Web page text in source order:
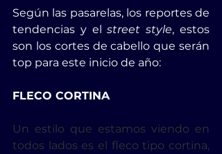
Según las pasarelas, los reportes de
tendencias y el street style, estos
son los cortes de cabello que serán
top para este inicio de año:
FLECO CORTINA
Un estilo que estamos viendo en
todos lados es el fleco tipo cortina,